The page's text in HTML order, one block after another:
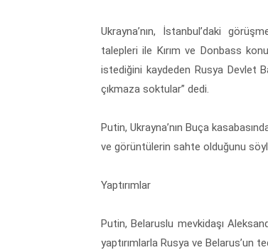
Ukrayna’nın, İstanbul’daki
talepleri ile Kırım ve Donbass
istediğini kaydeden Rusya Devlet
çıkmaza soktular” dedi.
Putin, Ukrayna’nın Buça
ve görüntülerin sahte olduğunu
Yaptırımlar
Putin, Belaruslu mevkidaşı
yaptırımlarla Rusya ve Belarus’un